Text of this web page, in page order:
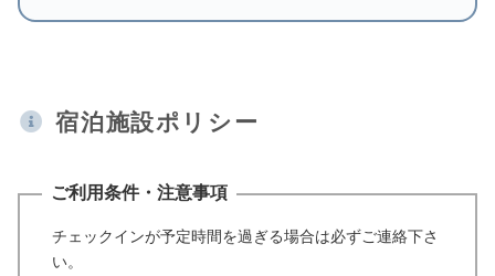
宿泊施設ポリシー
ご利用条件・注意事項
チェックインが予定時間を過ぎる場合は必ずご連絡下さ
い。